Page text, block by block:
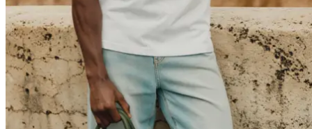
Collaborations
Prince / Les Deux KB: The Anniversary Editions